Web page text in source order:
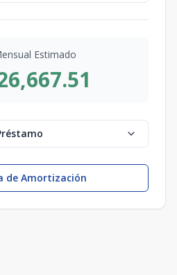
Estimado
de Amortización